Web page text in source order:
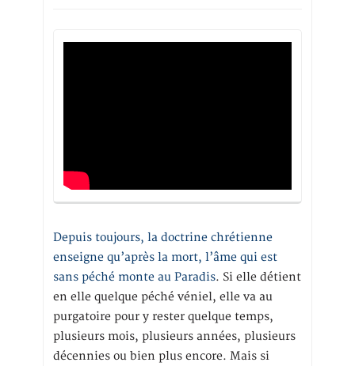
Depuis toujours, la doctrine chrétienne
enseigne qu’après la mort, l’âme qui est
sans péché monte au Paradis. Si elle détient
en elle quelque péché véniel, elle va au
purgatoire pour y rester quelque temps,
plusieurs mois, plusieurs années, plusieurs
décennies ou bien plus encore. Mais si